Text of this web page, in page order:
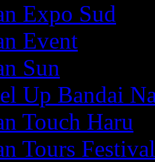
Expo Sud
Event
Sun
Up Bandai
Touch Haru
Tours Festival